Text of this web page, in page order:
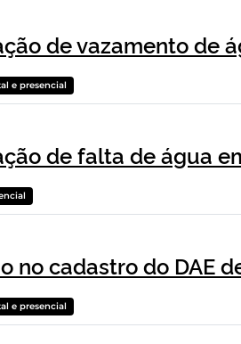
de vazamento de
e presencial
de falta de água
no cadastro do DAE
e presencial